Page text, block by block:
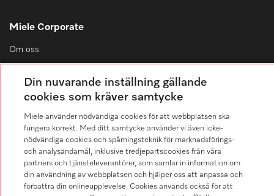
Miele Corporate
Om oss
Karriär
Uppgiftshantering
Mänskliga rättigheter
Certifikat
Din nuvarande inställning gällande
cookies som kräver samtycke
Miele använder nödvändiga cookies för att webbplatsen ska
fungera korrekt. Med ditt samtycke använder vi även icke-
nödvändiga cookies och spårningsteknik för marknadsförings-
och analysändamål, inklusive tredjepartscookies från våra
partners och tjänsteleverantörer, som samlar in information om
din användning av webbplatsen och hjälper oss att anpassa och
förbättra din onlineupplevelse. Cookies används också för att